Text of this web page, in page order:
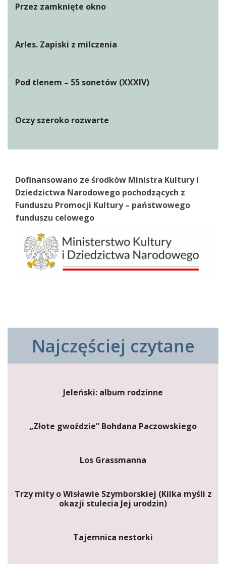
Przez zamknięte okno
Arles. Zapiski z milczenia
Pod tlenem – 55 sonetów (XXXIV)
Oczy szeroko rozwarte
Dofinansowano ze środków Ministra Kultury i
Dziedzictwa Narodowego pochodzących z
Funduszu Promocji Kultury – państwowego
funduszu celowego
Najczęściej czytane
Jeleński: album rodzinne
„Złote gwoździe” Bohdana Paczowskiego
Los Grassmanna
Trzy mity o Wisławie Szymborskiej (Kilka myśli z
okazji stulecia Jej urodzin)
Tajemnica nestorki